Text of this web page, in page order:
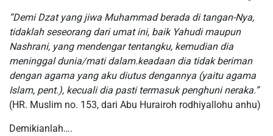
“Demi Dzat yang jiwa Muhammad berada di tangan-Nya,
tidaklah seseorang dari umat ini, baik Yahudi maupun
Nashrani, yang mendengar tentangku, kemudian dia
meninggal dunia/mati dalam.keadaan dia tidak beriman
dengan agama yang aku diutus dengannya (yaitu agama
Islam, pent.), kecuali dia pasti termasuk penghuni neraka.”
(HR. Muslim no. 153, dari Abu Hurairoh rodhiyallohu anhu)
Demikianlah….